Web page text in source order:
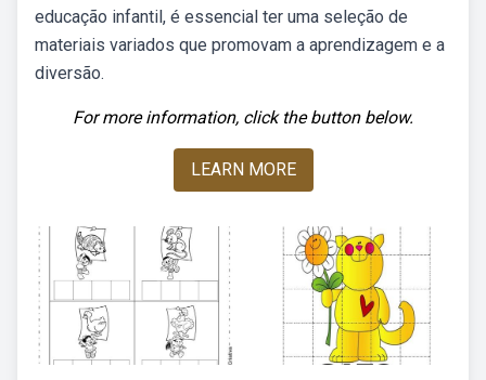
educação infantil, é essencial ter uma seleção de
materiais variados que promovam a aprendizagem e a
diversão.
For more information, click the button below.
LEARN MORE